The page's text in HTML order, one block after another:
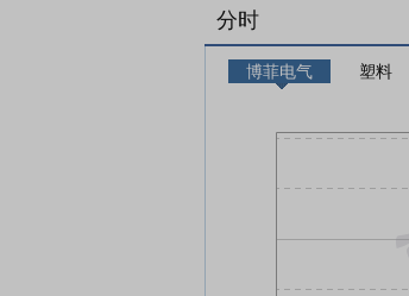
分时
博菲电气 塑料